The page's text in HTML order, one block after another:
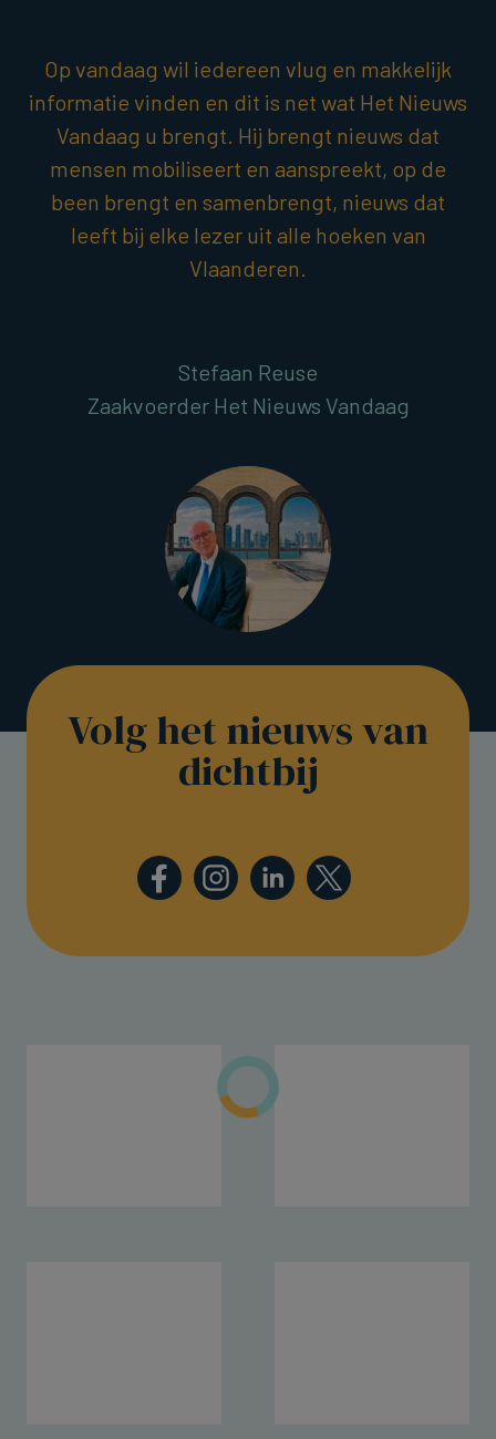
Op vandaag wil iedereen vlug en makkelijk
informatie vinden en dit is net wat Het Nieuws
Vandaag u brengt. Hij brengt nieuws dat
mensen mobiliseert en aanspreekt, op de
been brengt en samenbrengt, nieuws dat
leeft bij elke lezer uit alle hoeken van
Vlaanderen.
Stefaan Reuse
Zaakvoerder Het Nieuws Vandaag
Volg het nieuws van
dichtbij